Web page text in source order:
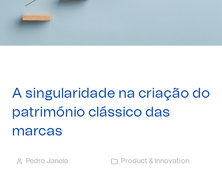
A singularidade na criação do
património clássico das
marcas
Pedro Janela Product & Innovation